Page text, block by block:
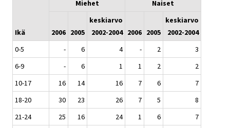
Ikä
Miehet Naiset
2006 2005
keskiarvo
2002-2004 2006 2005
keskiarvo
2002-2004
0-5
- 6 4 - 2
3
6-9
- 6 1 1 2
2
10-17
16 14 16 7 6
7
18-20
30 23 26 7 5
8
21-24
25 16 24 1 6
7